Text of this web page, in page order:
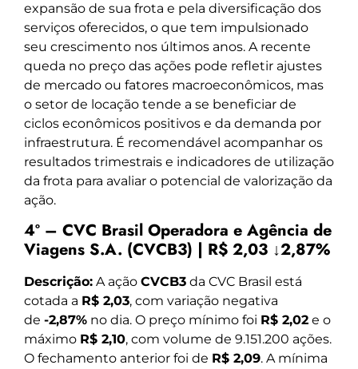
expansão de sua frota e pela diversificação dos
serviços oferecidos, o que tem impulsionado
seu crescimento nos últimos anos. A recente
queda no preço das ações pode refletir ajustes
de mercado ou fatores macroeconômicos, mas
o setor de locação tende a se beneficiar de
ciclos econômicos positivos e da demanda por
infraestrutura. É recomendável acompanhar os
resultados trimestrais e indicadores de utilização
da frota para avaliar o potencial de valorização da
ação.
4º – CVC Brasil Operadora e Agência de
Viagens S.A. (CVCB3) | R$ 2,03 ↓2,87%
Descrição: A ação CVCB3 da CVC Brasil está
cotada a R$ 2,03, com variação negativa
de -2,87% no dia. O preço mínimo foi R$ 2,02 e o
máximo R$ 2,10, com volume de 9.151.200 ações.
O fechamento anterior foi de R$ 2,09. A mínima